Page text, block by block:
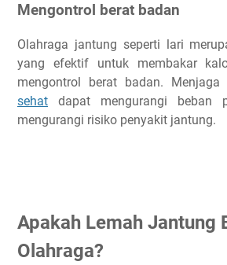
Mengontrol berat badan
Olahraga jantung seperti lari
yang efektif untuk membakar
mengontrol berat badan. Menjaga
sehat dapat mengurangi beban
mengurangi risiko penyakit jantung.
Apakah Lemah Jantung
Olahraga?